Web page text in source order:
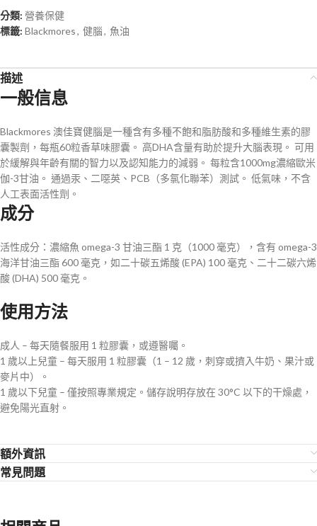
分類: 營養保健
標籤: Blackmores, 健腦, 魚油
描述
一般信息
Blackmores 澳佳寶健腦是一種含有多種不飽和脂肪酸和多種維生素的膠
囊製劑，每瓶60粒香草味膠囊。 高DHA含量有助於提升大腦表現。 可用
於緩解與年齡有關的智力以及認知能力的減弱。 每粒含1000mg濃縮歐米
伽-3甘油。 通過汞、二噁英、PCB（多氯化聯苯）測試。 低氣味，不含
人工表面活性劑。
成分
活性成分：濃縮魚 omega-3 甘油三酯 1 克（1000 毫克），含有 omega-3
海洋甘油三酯 600 毫克，如二十碳五烯酸 (EPA) 100 毫克、二十二碳六烯
酸 (DHA) 500 毫克。
使用方法
成人 – 每天隨餐服用 1 粒膠囊，或遵醫囑。
1 歲以上兒童 – 每天服用 1 粒膠囊（1 – 12 歲，刺穿或擠入牛奶、果汁或
麥片中）。
1 歲以下兒童 – 僅按照專業規定。儲存說明存放在 30°C 以下的干燥處，
避免陽光直射。
額外資訊
常見問題